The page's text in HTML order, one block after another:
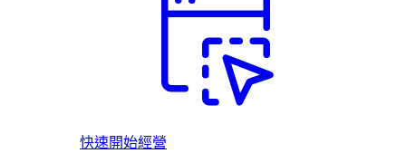
快速開始經營